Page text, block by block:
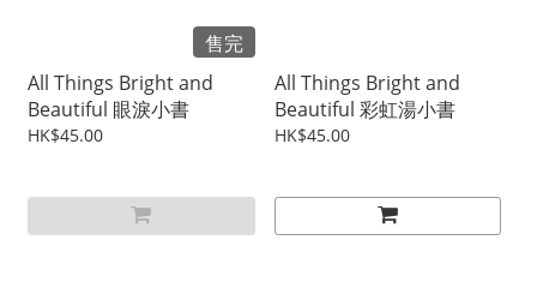
售完
All Things Bright and
Beautiful 眼淚小書
HK$45.00
All Things Bright and
Beautiful 彩虹湯小書
HK$45.00